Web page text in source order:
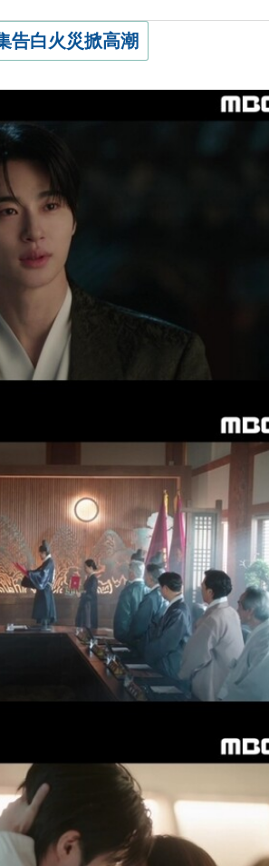
告白火災掀高潮